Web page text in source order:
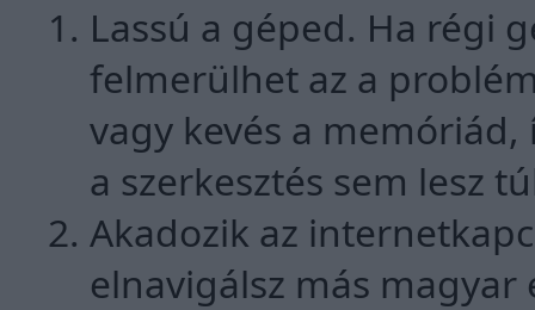
Lassú a géped. Ha régi
felmerülhet az a
vagy kevés a
a szerkesztés sem lesz
Akadozik az
elnavigálsz más